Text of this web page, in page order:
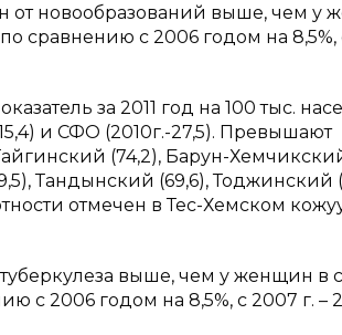
от новообразований выше, чем у
сравнению с 2006 годом на 8,5%,
за 2011 год на 100 тыс.
и СФО (2010г.-27,5). Превышают
(74,2), Барун-
Тандынский (69,6), Тоджинский
отмечен в Тес-Хемском
выше, чем у женщин в
с 2006 годом на 8,5%, с 2007 г. –